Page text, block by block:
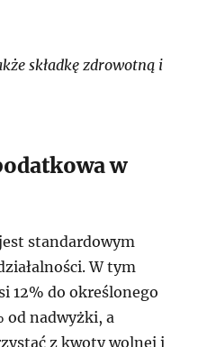
składkę zdrowotną i
w
standardowym
W tym
12% do określonego
od nadwyżki, a
z kwoty wolnej i